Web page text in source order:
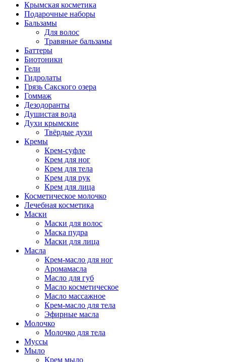
Крымская косметика
Подарочные наборы
Бальзамы
Для волос
Травяные бальзамы
Баттеры
Биотоники
Гели
Гидролаты
Грязь Сакского озера
Гоммаж
Дезодоранты
Душистая вода
Духи крымские
Твёрдые духи
Кремы
Крем-суфле
Крем для ног
Крем для тела
Крем для рук
Крем для лица
Косметическое молочко
Лечебная косметика
Маски
Маски для волос
Маска пудра
Маски для лица
Масла
Крем-масло для ног
Аромамасла
Масло для губ
Масло косметическое
Масло массажное
Крем-масло для тела
Эфирные масла
Молочко
Молочко для тела
Муссы
Мыло
Крем мыло